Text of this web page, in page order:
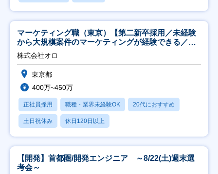
マーケティング職（東京）【第二新卒採用／未経験
から大規模案件のマーケティングが経験できる／研
修充実】
株式会社オロ
東京都
400万~450万
正社員採用 職種・業界未経験OK 20代におすすめ
土日祝休み 休日120日以上
【開発】首都圏/開発エンジニア ～8/22(土)週末選
考会～